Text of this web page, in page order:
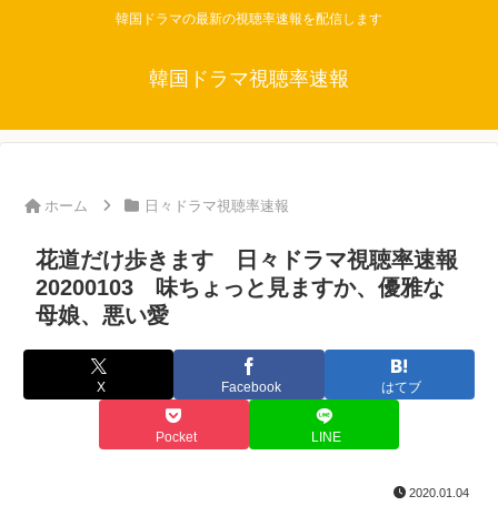
韓国ドラマの最新の視聴率速報を配信します
韓国ドラマ視聴率速報
ホーム 日々ドラマ視聴率速報
花道だけ歩きます 日々ドラマ視聴率速報
20200103 味ちょっと見ますか、優雅な
母娘、悪い愛
X Facebook はてブ
Pocket LINE
2020.01.04